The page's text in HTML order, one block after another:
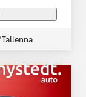
Tallenna